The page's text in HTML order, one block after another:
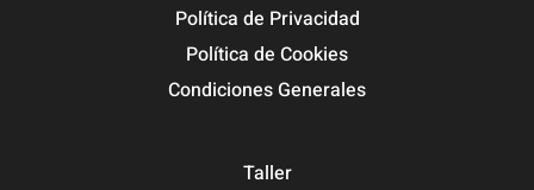
Política de Privacidad
Política de Cookies
Condiciones Generales
Taller